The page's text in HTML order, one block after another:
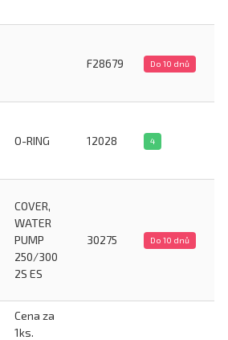
F28679 Do 10 dnů
O-RING 12028 4
COVER,
WATER
PUMP
250/300
2S ES
30275 Do 10 dnů
Cena za
1ks.